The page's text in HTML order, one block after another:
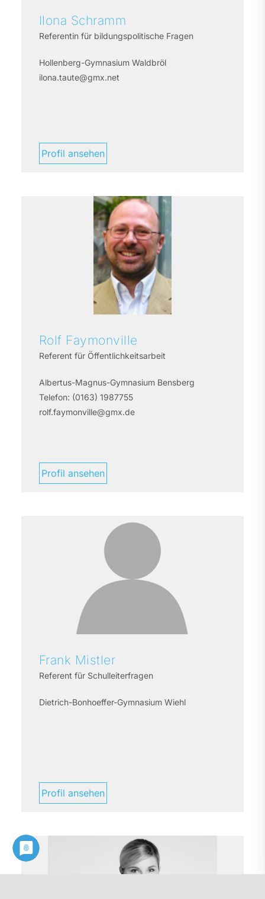
Ilona Schramm
Referentin für bildungspolitische Fragen
Hollenberg-Gymnasium Waldbröl
ilona.taute@gmx.net
Profil ansehen
Rolf Faymonville
Referent für Öffentlichkeitsarbeit
Albertus-Magnus-Gymnasium Bensberg
Telefon: (0163) 1987755
rolf.faymonville@gmx.de
Profil ansehen
Frank Mistler
Referent für Schulleiterfragen
Dietrich-Bonhoeffer-Gymnasium Wiehl
Profil ansehen